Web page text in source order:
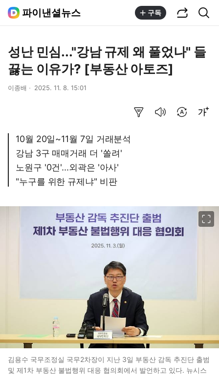
파이낸셜뉴스 구독
성난 민심..."강남 규제 왜 풀었나" 들
끓는 이유가? [부동산 아토즈]
이종배 2025. 11. 8. 15:01
10월 20일~11월 7일 거래분석
강남 3구 매매거래 더 '쏠려'
노원구 '0건'...외곽은 '아사'
"누구를 위한 규제냐" 비판
김용수 국무조정실 국무2차장이 지난 3일 부동산 감독 추진단 출범
및 제1차 부동산 불법행위 대응 협의회에서 발언하고 있다. 뉴시스